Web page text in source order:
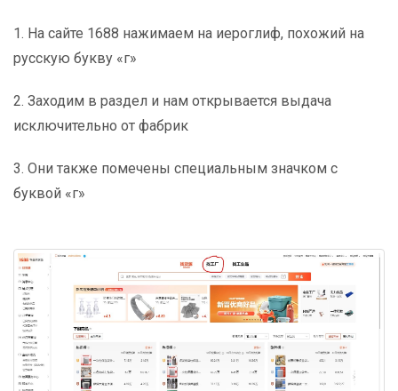
1. На сайте 1688 нажимаем на иероглиф, похожий на
русскую букву «г»
2. Заходим в раздел и нам открывается выдача
исключительно от фабрик
3. Они также помечены специальным значком с
буквой «г»